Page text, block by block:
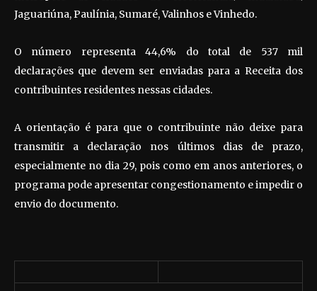
Jaguariúna, Paulínia, Sumaré, Valinhos e Vinhedo.
O número representa 44,6% do total de 537 mil
declarações que devem ser enviadas para a Receita dos
contribuintes residentes nessas cidades.
A orientação é para que o contribuinte não deixe para
transmitir a declaração nos últimos dias de prazo,
especialmente no dia 29, pois como em anos anteriores, o
programa pode apresentar congestionamento e impedir o
envio do documento.